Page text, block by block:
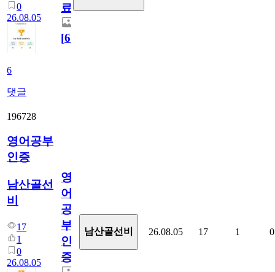
0
26.08.05
6
댓글
료
[6]
196728
영어공부
인증
남산골선
비
17
1
0
26.08.05
영
어
공
부
인
증
남산골선비 26.08.05 17 1 0